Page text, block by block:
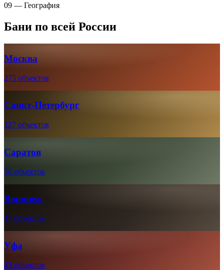
09 — География
Бани по всей России
Москва
275 объектов
Санкт-Петербург
127 объектов
Саратов
56 объектов
Воронеж
47 объектов
Уфа
43 объектов